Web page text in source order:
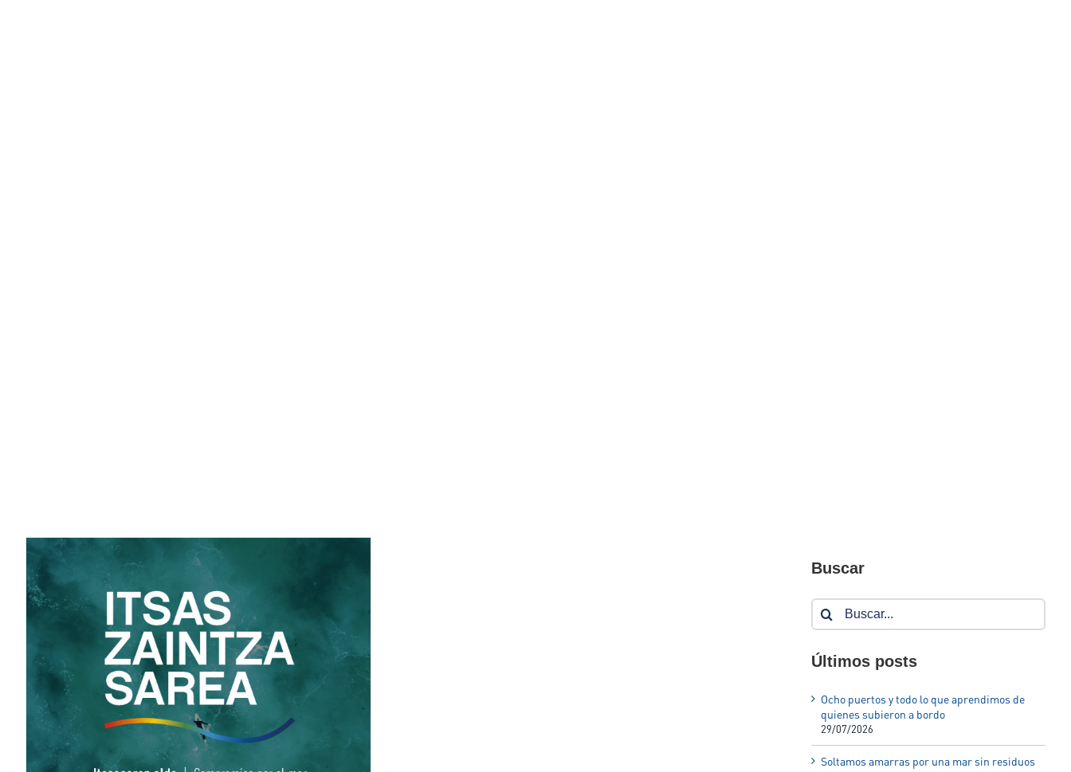
Buscar
Buscar:
Últimos posts
Ocho puertos y todo lo que aprendimos de
quienes subieron a bordo
29/07/2026
Soltamos amarras por una mar sin residuos